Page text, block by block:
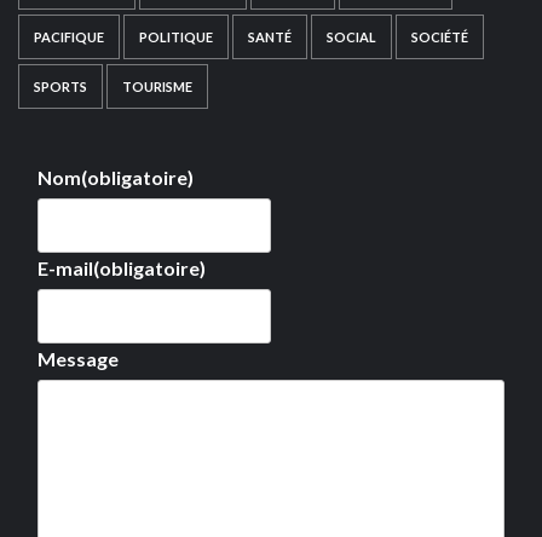
PACIFIQUE POLITIQUE SANTÉ SOCIAL SOCIÉTÉ
SPORTS TOURISME
Nom(obligatoire)
E-mail(obligatoire)
Message